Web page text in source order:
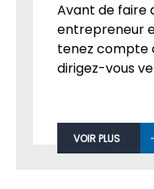
Avant de faire
entrepreneur
tenez compte
dirigez-vous
VOIR PLUS